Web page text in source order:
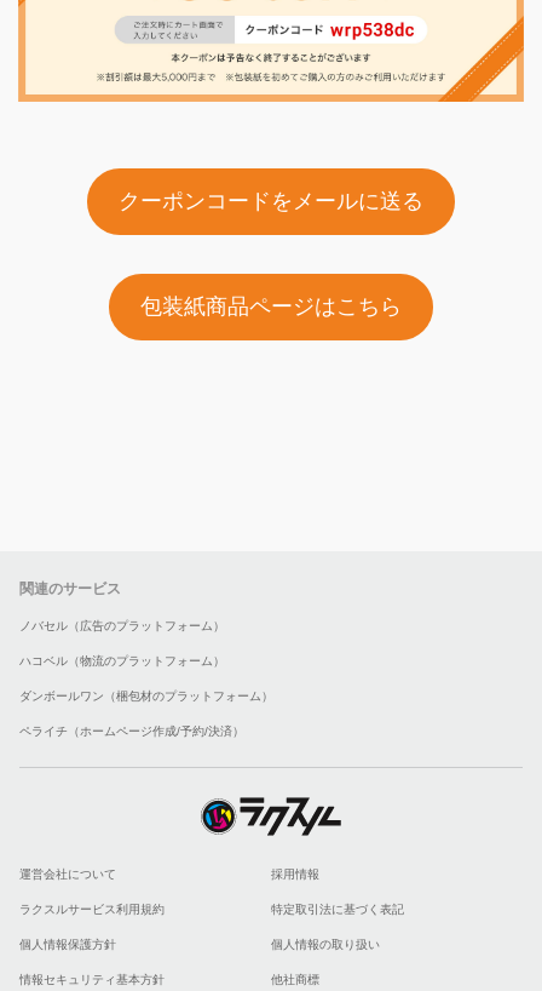
クーポンコードをメールに送る
包装紙商品ページはこちら
関連のサービス
ノバセル（広告のプラットフォーム）
ハコベル（物流のプラットフォーム）
ダンボールワン（梱包材のプラットフォーム）
ペライチ（ホームページ作成/予約/決済）
運営会社について 採用情報
ラクスルサービス利用規約 特定取引法に基づく表記
個人情報保護方針 個人情報の取り扱い
情報セキュリティ基本方針 他社商標